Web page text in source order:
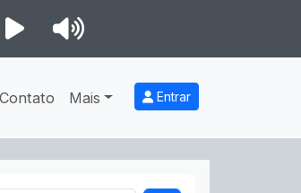
Contato Mais Entrar